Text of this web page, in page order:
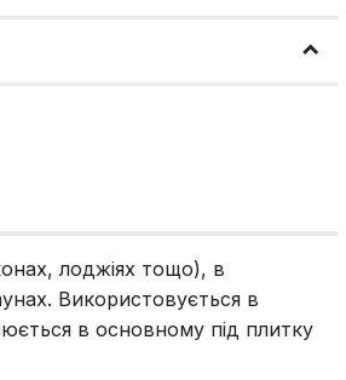
лоджіях тощо), в
Використовується в
в основному під плитку